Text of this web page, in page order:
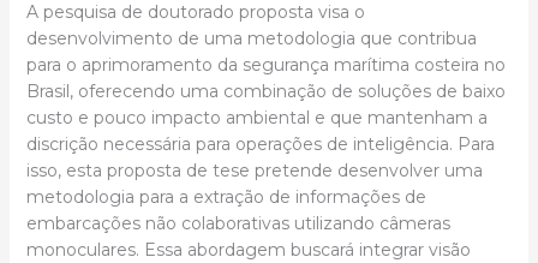
A pesquisa de doutorado proposta visa o
desenvolvimento de uma metodologia que contribua
para o aprimoramento da segurança marítima costeira no
Brasil, oferecendo uma combinação de soluções de baixo
custo e pouco impacto ambiental e que mantenham a
discrição necessária para operações de inteligência. Para
isso, esta proposta de tese pretende desenvolver uma
metodologia para a extração de informações de
embarcações não colaborativas utilizando câmeras
monoculares. Essa abordagem buscará integrar visão